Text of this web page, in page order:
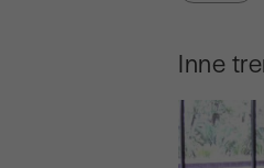
Inne